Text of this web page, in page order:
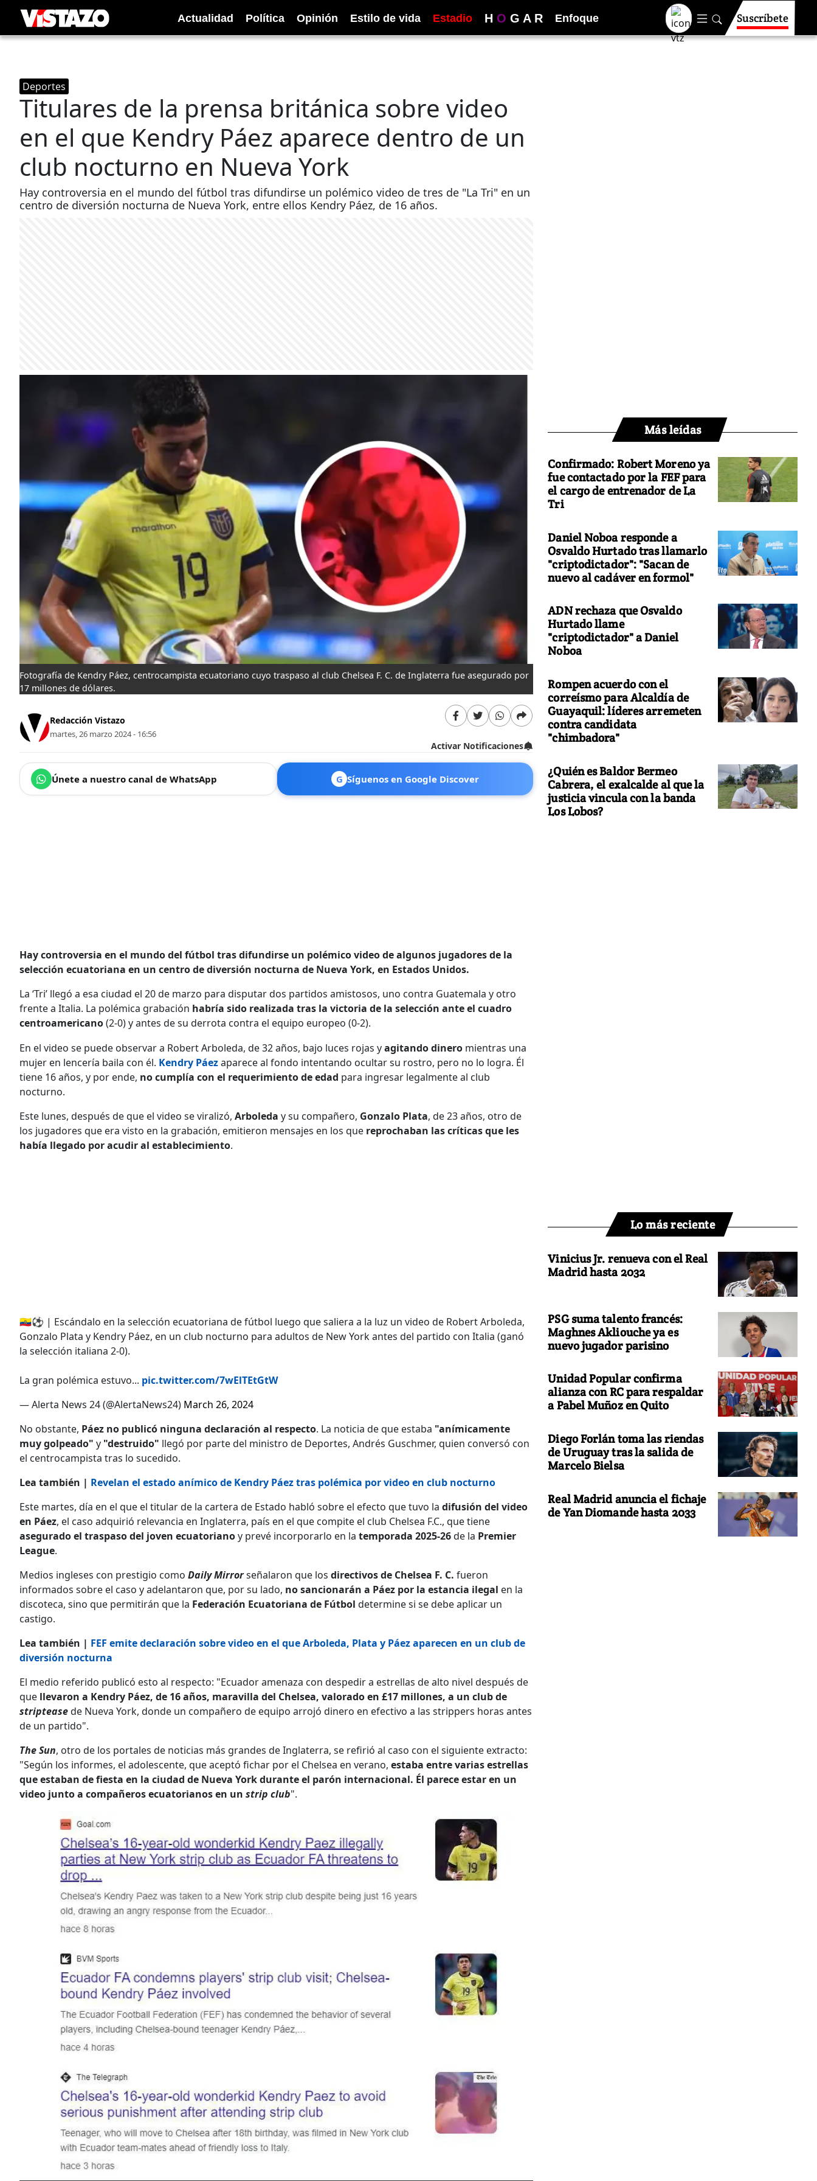
Actualidad Política Opinión Estilo de vida Estadio H O G A R Enfoque Suscríbete
Deportes
Titulares de la prensa británica sobre video
en el que Kendry Páez aparece dentro de un
club nocturno en Nueva York
Hay controversia en el mundo del fútbol tras difundirse un polémico video de tres de "La Tri" en un
centro de diversión nocturna de Nueva York, entre ellos Kendry Páez, de 16 años.
Fotografía de Kendry Páez, centrocampista ecuatoriano cuyo traspaso al club Chelsea F. C. de Inglaterra fue asegurado por
17 millones de dólares.
Redacción Vistazo
martes, 26 marzo 2024 - 16:56
Activar Notificaciones
Únete a nuestro canal de WhatsApp G Síguenos en Google Discover
Hay controversia en el mundo del fútbol tras difundirse un polémico video de algunos jugadores de la
selección ecuatoriana en un centro de diversión nocturna de Nueva York, en Estados Unidos.
La ‘Tri’ llegó a esa ciudad el 20 de marzo para disputar dos partidos amistosos, uno contra Guatemala y otro
frente a Italia. La polémica grabación habría sido realizada tras la victoria de la selección ante el cuadro
centroamericano(2-0) y antes de su derrota contra el equipo europeo (0-2).
En el video se puede observar a Robert Arboleda, de 32 años, bajo luces rojas yagitando dinero mientras una
mujer en lencería baila con él. Kendry Páezaparece al fondo intentando ocultar su rostro, pero no lo logra. Él
tiene 16 años, y por ende, no cumplía con el requerimiento de edad para ingresar legalmente al club
nocturno.
Este lunes, después de que el video se viralizó, Arboleda y su compañero, Gonzalo Plata, de 23 años, otro de
los jugadores que era visto en la grabación, emitieron mensajes en los que reprochaban las críticas que les
había llegado por acudir al establecimiento.
🇪🇨⚽️ | Escándalo en la selección ecuatoriana de fútbol luego que saliera a la luz un video de Robert Arboleda,
Gonzalo Plata y Kendry Páez, en un club nocturno para adultos de New York antes del partido con Italia (ganó
la selección italiana 2-0).
La gran polémica estuvo... pic.twitter.com/7wElTEtGtW
— Alerta News 24 (@AlertaNews24) March 26, 2024
No obstante, Páez no publicó ninguna declaración al respecto. La noticia de que estaba "anímicamente
muy golpeado" y "destruido" llegó por parte del ministro de Deportes, Andrés Guschmer, quien conversó con
el centrocampista tras lo sucedido.
Lea también | Revelan el estado anímico de Kendry Páez tras polémica por video en club nocturno
Este martes, día en el que el titular de la cartera de Estado habló sobre el efecto que tuvo la difusión del video
en Páez, el caso adquirió relevancia en Inglaterra, país en el que compite el club Chelsea F.C., que tiene
asegurado el traspaso del joven ecuatorianoy prevé incorporarlo en la temporada 2025-26de la Premier
League.
Medios ingleses con prestigio como Daily Mirrorseñalaron que los directivos de Chelsea F. C. fueron
informados sobre el caso y adelantaron que, por su lado, no sancionarán a Páez por la estancia ilegal en la
discoteca, sino que permitirán que la Federación Ecuatoriana de Fútbol determine si se debe aplicar un
castigo.
Lea también | FEF emite declaración sobre video en el que Arboleda, Plata y Páez aparecen en un club de
diversión nocturna
El medio referido publicó esto al respecto: "Ecuador amenaza con despedir a estrellas de alto nivel después de
que llevaron a Kendry Páez, de 16 años, maravilla del Chelsea, valorado en £17 millones, a un club de
stripteasede Nueva York, donde un compañero de equipo arrojó dinero en efectivo a las strippers horas antes
de un partido".
The Sun, otro de los portales de noticias más grandes de Inglaterra, se refirió al caso con el siguiente extracto:
"Según los informes, el adolescente, que aceptó fichar por el Chelsea en verano, estaba entre varias estrellas
que estaban de fiesta en la ciudad de Nueva York durante el parón internacional. Él parece estar en un
video junto a compañeros ecuatorianos en un strip club".
Más leídas
Confirmado: Robert Moreno ya
fue contactado por la FEF para
el cargo de entrenador de La
Tri
Daniel Noboa responde a
Osvaldo Hurtado tras llamarlo
"criptodictador": "Sacan de
nuevo al cadáver en formol"
ADN rechaza que Osvaldo
Hurtado llame
"criptodictador" a Daniel
Noboa
Rompen acuerdo con el
correísmo para Alcaldía de
Guayaquil: líderes arremeten
contra candidata
"chimbadora"
¿Quién es Baldor Bermeo
Cabrera, el exalcalde al que la
justicia vincula con la banda
Los Lobos?
Lo más reciente
Vinicius Jr. renueva con el Real
Madrid hasta 2032
PSG suma talento francés:
Maghnes Akliouche ya es
nuevo jugador parisino
Unidad Popular confirma
alianza con RC para respaldar
a Pabel Muñoz en Quito
Diego Forlán toma las riendas
de Uruguay tras la salida de
Marcelo Bielsa
Real Madrid anuncia el fichaje
de Yan Diomande hasta 2033